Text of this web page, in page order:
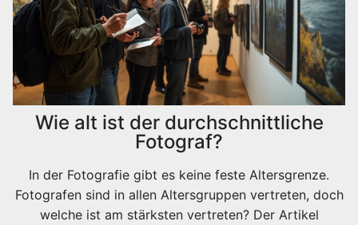
Wie alt ist der durchschnittliche
Fotograf?
In der Fotografie gibt es keine feste Altersgrenze.
Fotografen sind in allen Altersgruppen vertreten, doch
welche ist am stärksten vertreten? Der Artikel